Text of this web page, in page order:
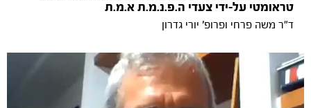
טראומטי על-ידי צעדי ה.פ.נ.מ.ת א.מ.ת
ד"ר משה פרחי ופרופ' יורי גדרון